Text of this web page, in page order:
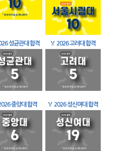
성균관대 합격 🏅 2026 고려대 합격
중앙대 합격 🏅 2026 성신여대 합격